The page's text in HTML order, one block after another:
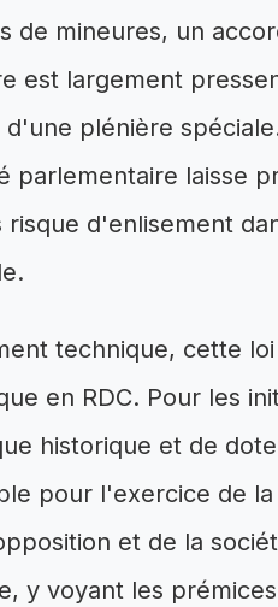
de mineures, un
est largement
plénière
parlementaire laisse
risque d'enlisement
technique, cette
en RDC. Pour les
historique et de
pour l'exercice de
et de la
y voyant les